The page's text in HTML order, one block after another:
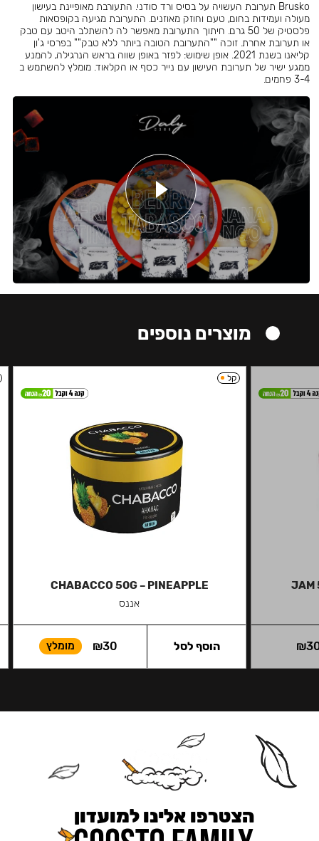
Brusko תערובת העשויה על בסיס ורד סודני. התעורבת מאופיינת בעישון
מעולה ועמידות בחום, טעם וחוזק מאוזנים. התערובת מגיעה בקופסאות
פלסטיק של 50 גרם. חיתוך התערובת מאפשר לה להשתלב היטב עם טבק
או תערובת אחרת. זוכה ""התערובת הטובה ביותר ללא טבק"" בפרסי ג'ון
קליאנו בשנת 2021. אופן שימוש: לפזר באופן שווה בראש הנרגילה, להמנע
ממגע ישיר של תערובת העישון עם נייר כסף או הקלאוד. מומלץ להשתמש ב
3-4 פחמים.
מוצרים נוספים
JAM
₪
קל
CHABACCO 50G – PINEAPPLE
אננס
₪30 מומלץ הוסף לסל
הצטרפו אלינו למועדון